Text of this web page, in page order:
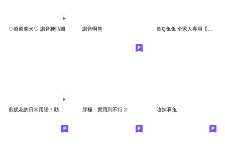
♡療癒柴犬♡ 諧音梗貼圖 諧音啊熊
煎妮花的日常用語！動起來了！ 胖極：實用到不行 2 嗆辣啊兔